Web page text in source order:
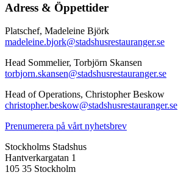
Adress & Öppettider
Platschef, Madeleine Björk
madeleine.bjork@stadshusrestauranger.se
Head Sommelier, Torbjörn Skansen
torbjorn.skansen@stadshusrestauranger.se
Head of Operations, Christopher Beskow
christopher.beskow@stadshusrestauranger.se
Prenumerera på vårt nyhetsbrev
Stockholms Stadshus
Hantverkargatan 1
105 35 Stockholm